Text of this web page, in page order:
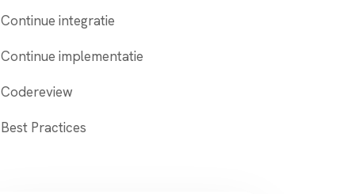
Continue integratie
Continue implementatie
Codereview
Best Practices